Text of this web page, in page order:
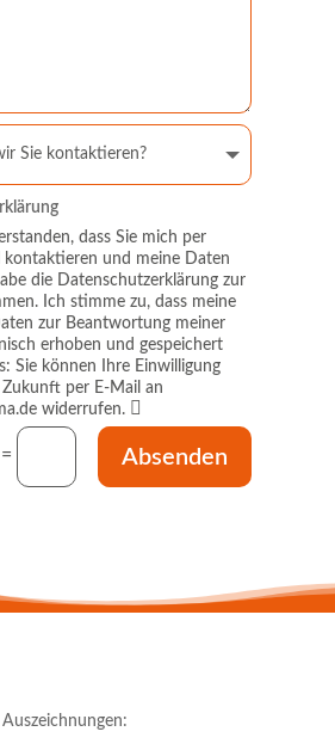
dass Sie mich per
kontaktieren und meine Daten
die Datenschutzerklärung zur
Ich stimme zu, dass meine
zur Beantwortung meiner
erhoben und gespeichert
Sie können Ihre Einwilligung
per E-Mail an
widerrufen.
= Absenden